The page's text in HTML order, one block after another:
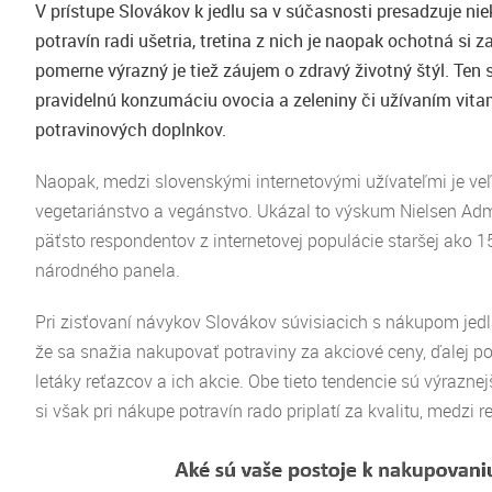
V prístupe Slovákov k jedlu sa v súčasnosti presadzuje
potravín radi ušetria, tretina z nich je naopak ochotná si
pomerne výrazný je tiež záujem o zdravý životný štýl. Ten
pravidelnú konzumáciu ovocia a zeleniny či užívaním
potravinových doplnkov.
Naopak, medzi slovenskými internetovými užívateľmi je
vegetariánstvo a vegánstvo. Ukázal to výskum Nielsen
päťsto respondentov z internetovej populácie staršej ako
národného panela.
Pri zisťovaní návykov Slovákov súvisiacich s nákupom
že sa snažia nakupovať potraviny za akciové ceny, ďalej
letáky reťazcov a ich akcie. Obe tieto tendencie sú
si však pri nákupe potravín rado priplatí za kvalitu, medzi